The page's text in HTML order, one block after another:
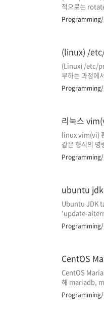
적으로는
으로 삭제하는
를 하지 않고
(linux) /
(Linux) /etc/
부하는 과정
이점, 어떤 순
로 다른 쉘을
리눅스
linux vim(vi)
같은 형식의 명
및 예시들을 살
s/검색할문자
는..
ubuntu jdk
Ubuntu JDK
'update-
함께 정리한
/opt/
CentOS
CentOS
해 mariadb,
보게 되었는데
습니다. *** 우